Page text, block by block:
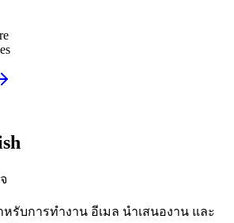
รับการทำงาน อีเมล นำเสนองาน และ